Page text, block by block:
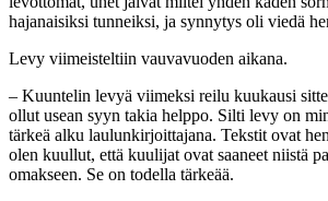
hajanaisiksi tunneiksi, ja synnytys oli viedä
Levy viimeisteltiin vauvavuoden aikana.
– Kuuntelin levyä viimeksi reilu kuukausi
ollut usean syyn takia helppo. Silti levy on
tärkeä alku laulunkirjoittajana. Tekstit ovat
olen kuullut, että kuulijat ovat saaneet niistä
omakseen. Se on todella tärkeää.